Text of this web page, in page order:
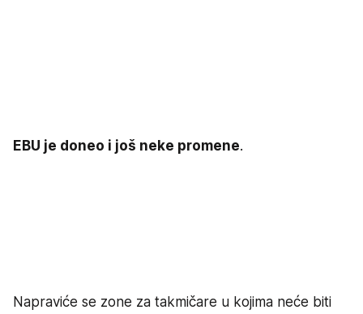
EBU je doneo i još neke promene.
Napraviće se zone za takmičare u kojima neće biti